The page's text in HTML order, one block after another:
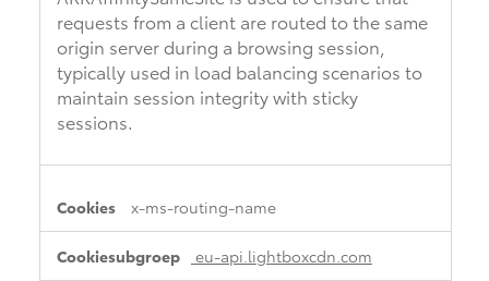
requests from a client are routed to the same
origin server during a browsing session,
typically used in load balancing scenarios to
maintain session integrity with sticky
sessions.
x-ms-routing-name
eu-api.lightboxcdn.com